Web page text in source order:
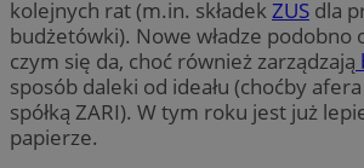
kolejnych rat (m.in. składekZUS dla
budżetówki). Nowe władze podobno
czym się da, choć również zarządzają
sposób daleki od ideału (choćby
spółką ZARI). W tym roku jest już
papierze.